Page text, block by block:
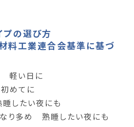
プの選び方
材料工業連合会基準に基づ
軽い日に
めてに
したい夜にも
なり多め 熟睡したい夜にも